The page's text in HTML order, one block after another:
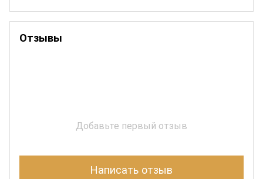
Отзывы
Добавьте первый отзыв
Написать отзыв